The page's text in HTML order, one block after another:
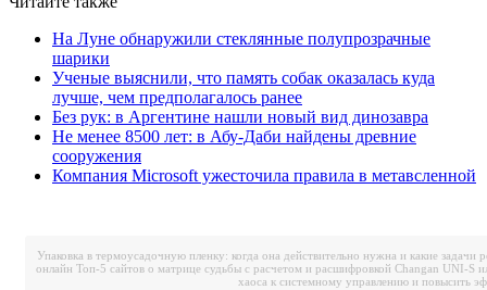
На Луне обнаружили стеклянные полупрозрачные
шарики
Ученые выяснили, что память собак оказалась куда
лучше, чем предполагалось ранее
Без рук: в Аргентине нашли новый вид динозавра
Не менее 8500 лет: в Абу-Даби найдены древние
сооружения
Компания Microsoft ужесточила правила в метавсленной
Упаковка в термоусадочную пленку: когда она действительно нужна и какие задачи
онлайн Топ-5 сайтов о матрице судьбы с расчетом и расшифровкой Changan UNI-S
хаоса к системному управлению и повысить